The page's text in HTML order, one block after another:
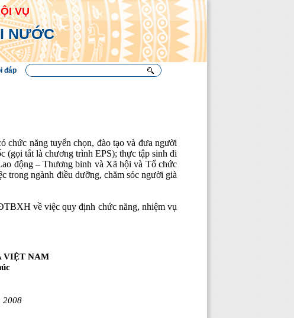
VỤ
NƯỚC
đáp
năng tuyển chọn, đào tạo và đưa người
(gọi tắt là chương trình EPS); thực tập sinh đi
động – Thương binh và Xã hội và Tổ chức
trong ngành điều dưỡng, chăm sóc người già
về việc quy định chức năng, nhiệm vụ
VIỆT NAM
2008